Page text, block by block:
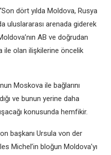
dört yılda Moldova, Rusya
uluslararası arenada giderek
AB ve doğrudan
ile olan ilişkilerine öncelik
Moskova ile bağlarını
ve bunun yerine daha
konusunda hemfikir.
başkanı Ursula von der
Michel’in bloğun Moldova’yı